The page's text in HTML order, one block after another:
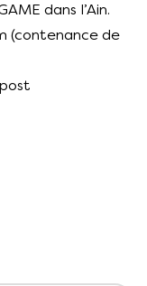
dans l’Ain.
(contenance de